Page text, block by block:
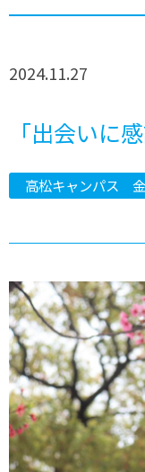
2024.11.27
「出会いに
高松キャンパス